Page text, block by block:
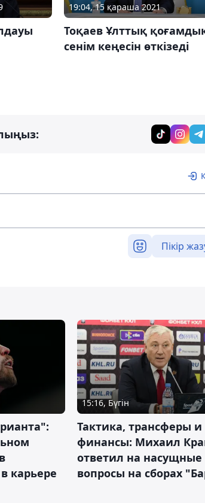
19:04, 15 қараша 2021
Тоқаев Ұлттық
сенім кеңесін өткізеді
Пікір
карьере
15:16, Бүгін
Тактика, трансферы и
финансы: Михаил
ответил на насущные
вопросы на сборах